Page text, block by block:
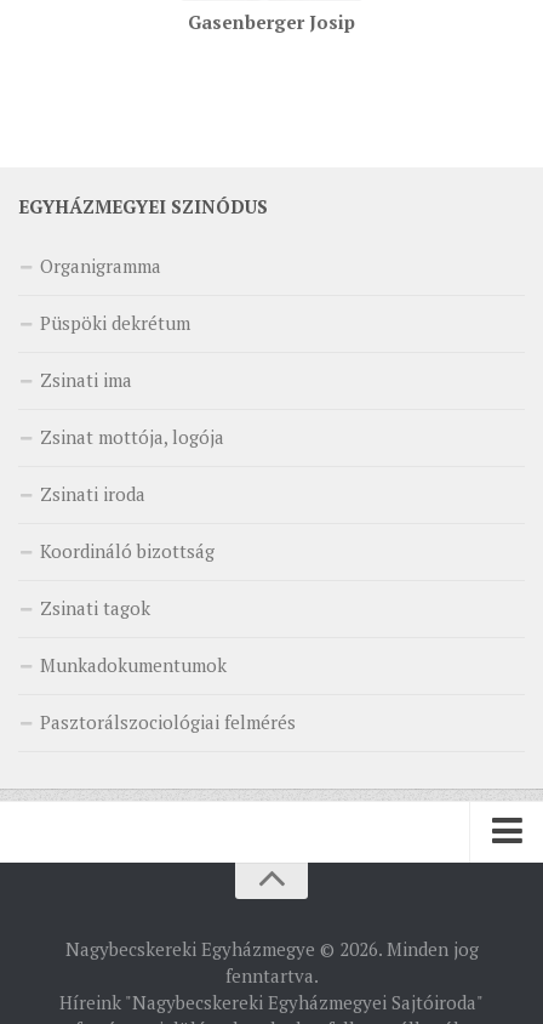
Gasenberger Josip
EGYHÁZMEGYEI SZINÓDUS
Organigramma
Püspöki dekrétum
Zsinati ima
Zsinat mottója, logója
Zsinati iroda
Koordináló bizottság
Zsinati tagok
Munkadokumentumok
Pasztorálszociológiai felmérés
TÖRTÉNELEM
Nagybecskereki Egyházmegye © 2026. Minden jog
fenntartva.
Híreink "Nagybecskereki Egyházmegyei Sajtóiroda"